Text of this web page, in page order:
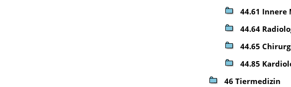
44.61 Innere
44.64
44.65
44.85
46 Tiermedizin